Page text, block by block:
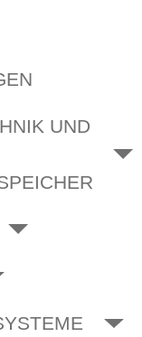
UND